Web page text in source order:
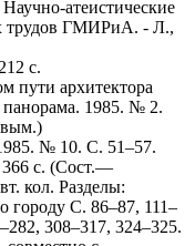
атеистические
трудов ГМИРиА. - Л.,
с.
пути архитектора
панорама. 1985. № 2.
№ 10. С. 51–57.
366 с. (Сост.—
кол. Разделы:
городу С. 86–87, 111–
308–317, 324–325.